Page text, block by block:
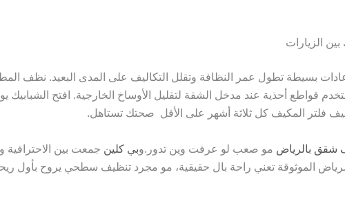
الزيارات
بسيطة تطول عمر النظافة وتقلل التكاليف على المدى البعيد. نظف
قواطع أحذية عند مدخل الشقة لتقليل الأوساخ الخارجية. افتح الشبابيك
فلتر المكيف كل ثلاثة أشهر على الأقل صحتك تستاهل.
شقق بالرياض مو صعب لو عرفت وين تدور.وبي كلين جمعت بين الاحترافية
الموثوقة تعني راحة بال حقيقية، مو مجرد تنظيف سطحي يروح بأول